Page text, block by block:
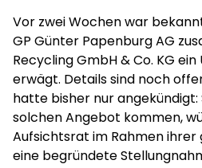
Vor zwei Wochen war
GP Günter Papenburg AG
Recycling GmbH & Co. KG
erwägt. Details sind noch
hatte bisher nur angekündigt:
solchen Angebot kommen,
Aufsichtsrat im Rahmen
eine begründete